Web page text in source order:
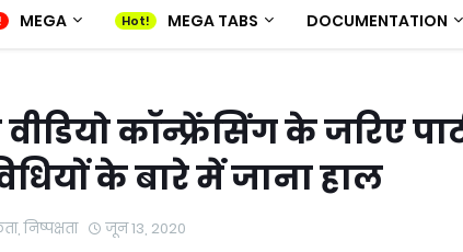
MEGA MEGA TABS DOCUMENTATION
कॉन्फ्रेंसिंग के जरिए
के बारे में जाना हाल
निष्पक्षता जून 13, 2020